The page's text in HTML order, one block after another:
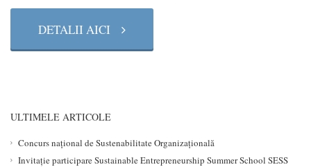
DETALII AICI
ULTIMELE ARTICOLE
Concurs național de Sustenabilitate Organizațională
Invitație participare Sustainable Entrepreneurship Summer School SESS